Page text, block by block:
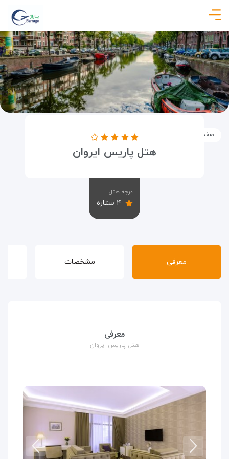
صفحه نخست اقامتگاه ها هتل پاریس ایروان
هتل پاریس ایروان
درجه هتل
معرفی مشخصات
معرفی
هتل پاریس ایروان